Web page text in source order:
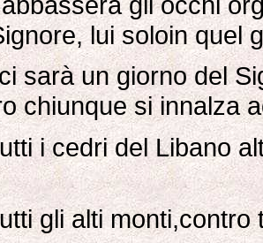
lui soloin quel
sarà un giorno del
chiunque si innalza
i cedri del Libano
gli alti monti,contro